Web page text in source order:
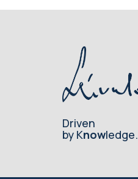
Driven
by Knowledge.